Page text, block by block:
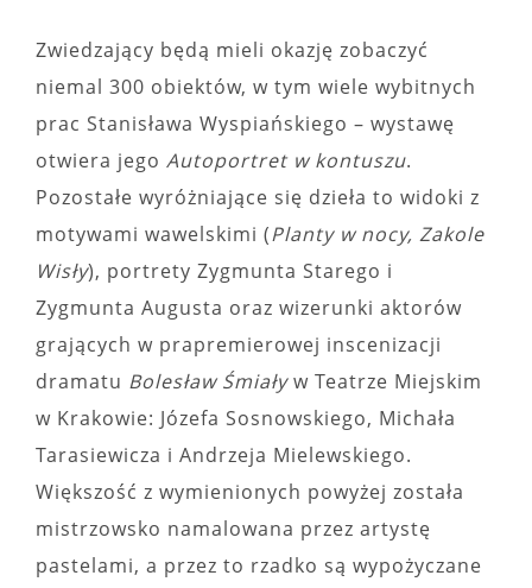
Zwiedzający będą mieli okazję zobaczyć
niemal 300 obiektów, w tym wiele wybitnych
prac Stanisława Wyspiańskiego – wystawę
otwiera jego Autoportret w kontuszu.
Pozostałe wyróżniające się dzieła to widoki z
motywami wawelskimi (Planty w nocy, Zakole
Wisły), portrety Zygmunta Starego i
Zygmunta Augusta oraz wizerunki aktorów
grających w prapremierowej inscenizacji
dramatu Bolesław Śmiaływ Teatrze Miejskim
w Krakowie: Józefa Sosnowskiego, Michała
Tarasiewicza i Andrzeja Mielewskiego.
Większość z wymienionych powyżej została
mistrzowsko namalowana przez artystę
pastelami, a przez to rzadko są wypożyczane